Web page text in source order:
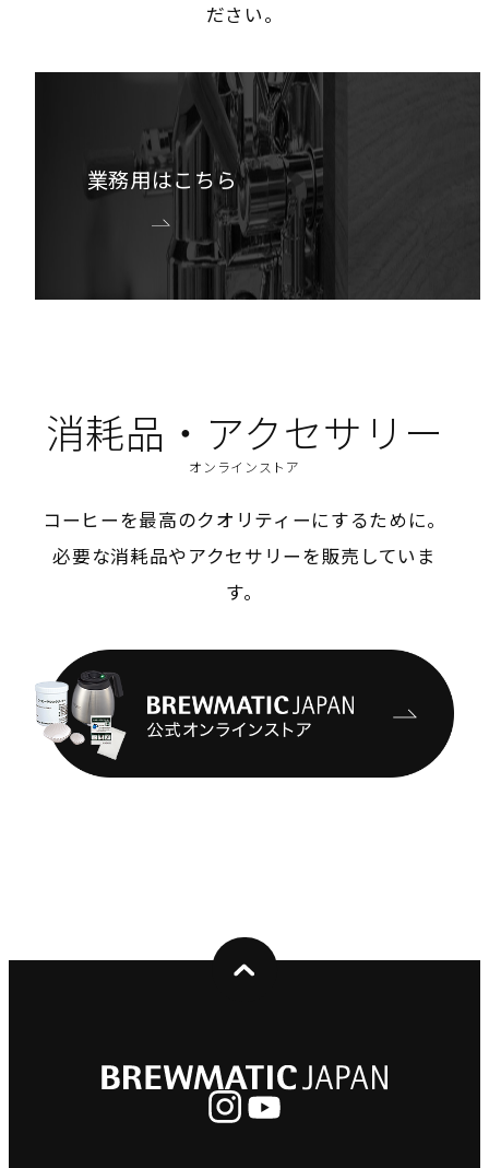
ださい。
業務用はこちら
消耗品・アクセサリー
オンラインストア
コーヒーを最高のクオリティーにするために。
必要な消耗品やアクセサリーを販売していま
す。